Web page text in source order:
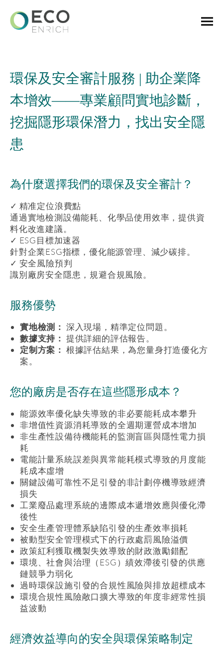
環保及安全審計服務 | 助企業降
本增效——專業顧問實地診斷，
挖掘隱形環保潛力，找出安全隱
患
為什麼選擇我們的環保及安全審計？
✓ 精准定位浪費點
通過實地檢測設備能耗、化學品使用效率，提供資
料化改進建議。
✓ ESG目標加速器
針對企業ESG指標，優化能源管理、減少碳排。
✓ 安全風險預判
識別廠房安全隱患，規避合規風險。
服務優勢
實地檢測： 深入現場，精準定位問題。
數據支持： 提供詳細的評估報告。
定制方案： 根據評估結果，為您量身打造優化方
案。
您的廠房是否存在這些隱形成本？
能源效率優化缺失導致的非必要能耗成本攀升
非增值性資源消耗導致的全週期運營成本增加
非生產性設備待機能耗的監測盲區與隱性電力損
耗
電能計量系統誤差與異常能耗模式導致的月度能
耗成本虛增
關鍵設備可靠性不足引發的非計劃停機導致經濟
損失
工業廢品處理系統的邊際成本遞增效應與優化滯
後性
安全生產管理體系缺陷引發的生產效率損耗
被動型安全管理模式下的行政處罰風險溢價
政策紅利獲取機製失效導致的財政激勵錯配
環境、社會與治理（ESG）績效滯後引發的供應
鏈競爭力弱化
過時環保設施引發的合規性風險與排放超標成本
環境合規性風險敞口擴大導致的年度非經常性損
益波動
經濟效益導向的安全與環保策略制定